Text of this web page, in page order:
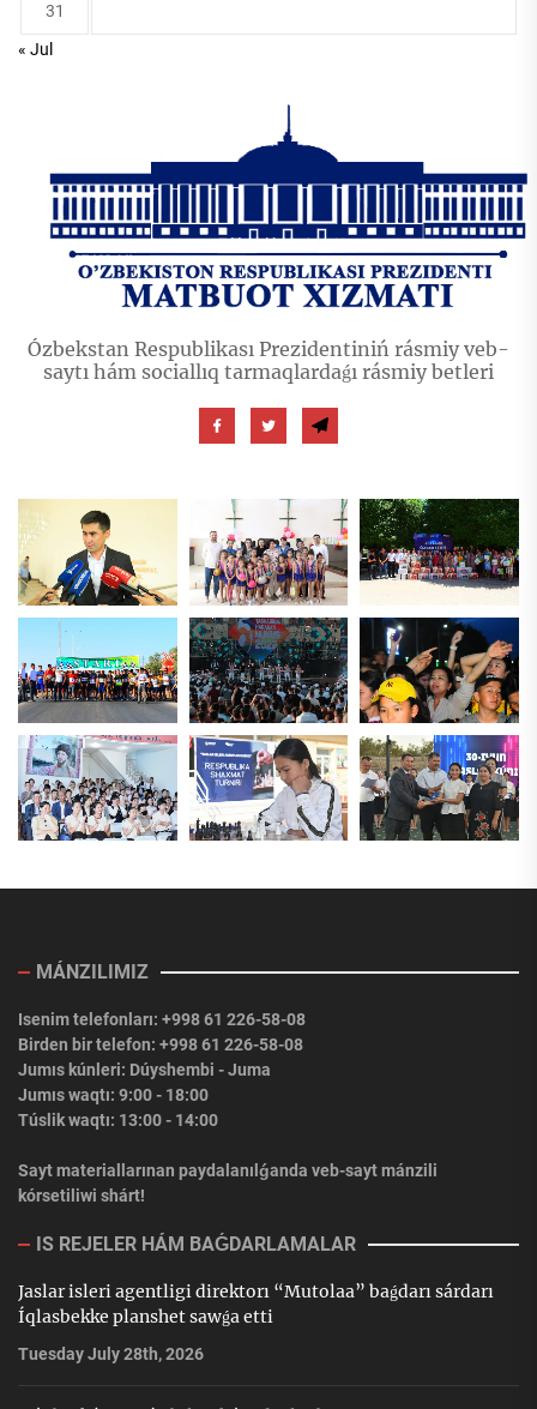
31
« Jul
Ózbekstan Respublikası Prezidentiniń rásmiy veb-
saytı hám sociallıq tarmaqlardaǵı rásmiy betleri
MÁNZILIMIZ
Isenim telefonları: +998 61 226-58-08
Birden bir telefon: +998 61 226-58-08
Jumıs kúnleri: Dúyshembi - Juma
Jumıs waqtı: 9:00 - 18:00
Túslik waqtı: 13:00 - 14:00
Sayt materiallarınan paydalanılǵanda veb-sayt mánzili
kórsetiliwi shárt!
IS REJELER HÁM BAǴDARLAMALAR
Jaslar isleri agentligi direktorı “Mutolaa” baǵdarı sárdarı
Íqlasbekke planshet sawǵa etti
Tuesday July 28th, 2026